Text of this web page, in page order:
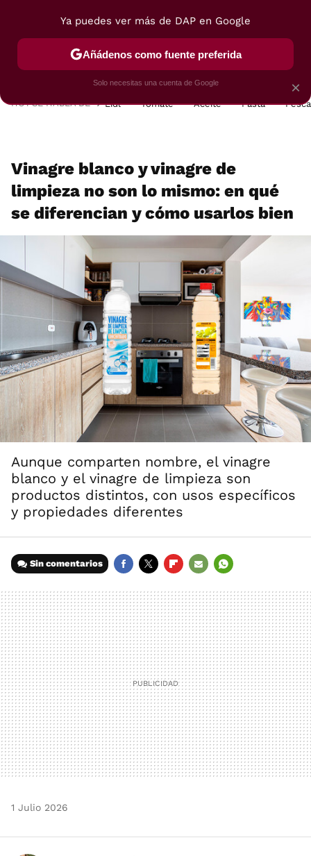
POSTRES VIAJES SELECCIÓN VEGUI
HOY SE HABLA DE Lidl Tomate Aceite Pasta
Vinagre blanco y vinagre de
limpieza no son lo mismo: en qué
se diferencian y cómo usarlos bien
Aunque comparten nombre, el vinagre
blanco y el vinagre de limpieza son
productos distintos, con usos específicos
y propiedades diferentes
Sin comentarios
MAIL
1 Julio 2026
×
Ya puedes ver más de DAP en Google
Añádenos como fuente preferida
Solo necesitas una cuenta de Google